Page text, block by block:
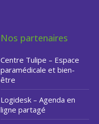
Nos partenaires
Centre Tulipe – Espace
paramédicale et bien-
être
Logidesk – Agenda en
ligne partagé